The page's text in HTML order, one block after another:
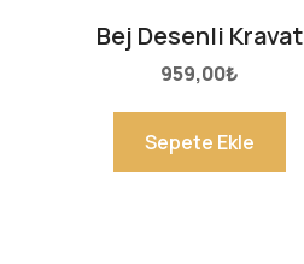
Bej Desenli Kravat
959,00₺
Sepete Ekle